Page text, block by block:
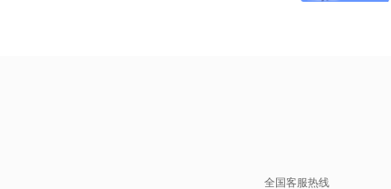
全国客服热线